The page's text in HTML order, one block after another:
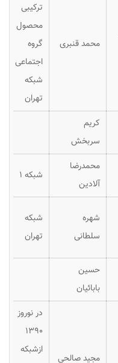
محمد قنبری
ترکیبی
محصول
گروه
اجتماعی
شبکه
تهران
کریم
سربخش
محمدرضا
آلادین
شبکه ۱
شهره
سلطانی
شبکه
تهران
حسین
بابائیان
مجید صالحی
در نوروز
۱۳۹۰
ازشبکه